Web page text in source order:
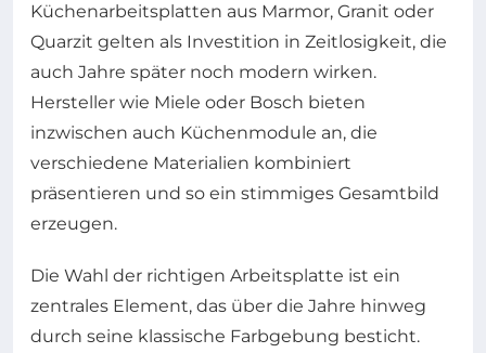
Küchenarbeitsplatten aus Marmor, Granit oder
Quarzit gelten als Investition in Zeitlosigkeit, die
auch Jahre später noch modern wirken.
Hersteller wie Miele oder Bosch bieten
inzwischen auch Küchenmodule an, die
verschiedene Materialien kombiniert
präsentieren und so ein stimmiges Gesamtbild
erzeugen.
Die Wahl der richtigen Arbeitsplatte ist ein
zentrales Element, das über die Jahre hinweg
durch seine klassische Farbgebung besticht.